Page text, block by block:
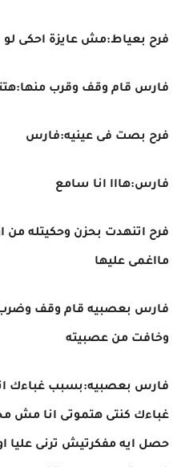
فرح بعياط:مش عايزة احكى
فارس قام وقف وقرب
فرح بصت فى عينيه:فارس
فارس:هااا انا سامع
فرح اتنهدت بحزن وحكيتله من
مااغمى عليها
فارس بعصبيه قام وقف
وخافت من عصبيته
فارس بعصبيه:بسبب غباءك
غباءك كنتى هتموتى انا مش
حصل ايه مفكرتيش ترنى عليا